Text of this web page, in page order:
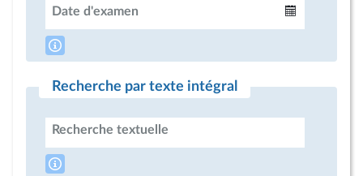
Date d'examen
Recherche par texte intégral
Recherche textuelle